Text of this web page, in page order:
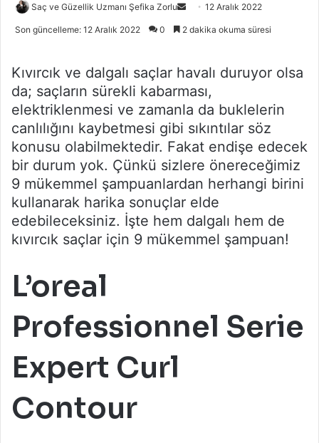
Saç ve Güzellik Uzmanı Şefika Zorlu
Bir
12 Aralık 2022
Son güncelleme: 12 Aralık 2022 0 2 dakika okuma süresi
Kıvırcık ve dalgalı saçlar havalı duruyor olsa
da; saçların sürekli kabarması,
elektriklenmesi ve zamanla da buklelerin
canlılığını kaybetmesi gibi sıkıntılar söz
konusu olabilmektedir. Fakat endişe edecek
bir durum yok. Çünkü sizlere önereceğimiz
9 mükemmel şampuanlardan herhangi birini
kullanarak harika sonuçlar elde
edebileceksiniz. İşte hem dalgalı hem de
kıvırcık saçlar için 9 mükemmel şampuan!
L’oreal
Professionnel Serie
Expert Curl
Contour